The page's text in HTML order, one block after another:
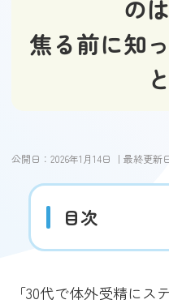
の
焦る前に知
公開日：2026年1月14日 ｜最終更新
目次
「30代で体外受精に